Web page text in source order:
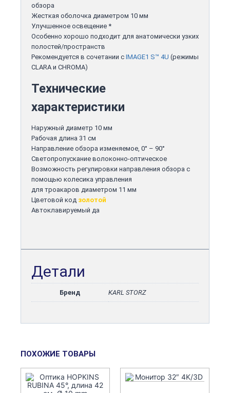
обзора
Жесткая оболочка диаметром 10 мм
Улучшенное освещение *
Особенно хорошо подходит для анатомически узких
полостей/пространств
Рекомендуется в сочетании с IMAGE1 S™ 4U (режимы
CLARA и CHROMA)
Технические
характеристики
Наружный диаметр 10 мм
Рабочая длина 31 см
Направление обзора изменяемое, 0° – 90°
Светопропускание волоконно-оптическое
Возможность регулировки направления обзора с
помощью колесика управления
для троакаров диаметром 11 мм
Цветовой код золотой
Автоклавируемый да
Детали
Бренд KARL STORZ
ПОХОЖИЕ ТОВАРЫ